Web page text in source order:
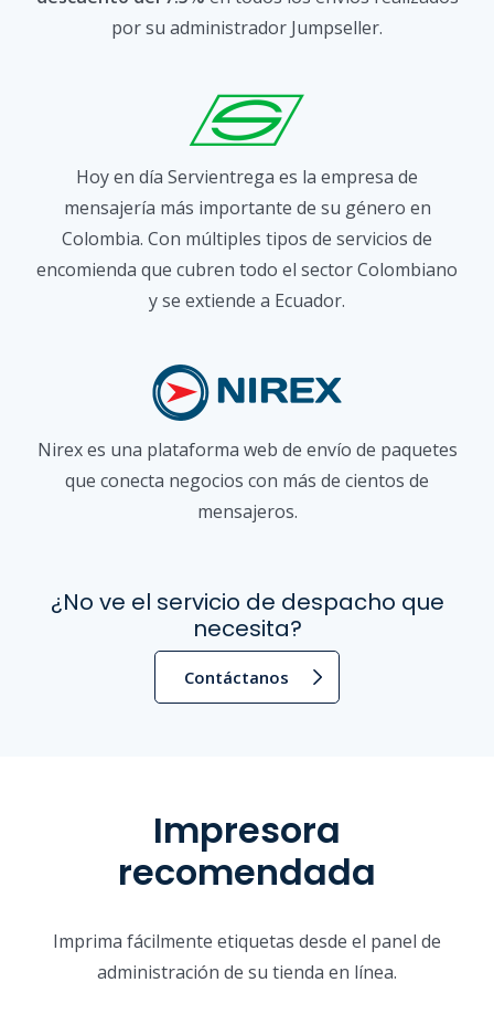
por su administrador Jumpseller.
Hoy en día Servientrega es la empresa de
mensajería más importante de su género en
Colombia. Con múltiples tipos de servicios de
encomienda que cubren todo el sector Colombiano
y se extiende a Ecuador.
Nirex es una plataforma web de envío de paquetes
que conecta negocios con más de cientos de
mensajeros.
¿No ve el servicio de despacho que
necesita?
Contáctanos
Impresora
recomendada
Imprima fácilmente etiquetas desde el panel de
administración de su tienda en línea.